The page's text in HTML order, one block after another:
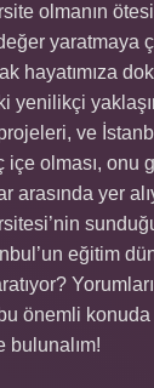
olmanın
yaratmaya
hayatımıza
yenilikçi
ve
içe olması, onu
arasında yer
eğitim
önemli
bulunalım!